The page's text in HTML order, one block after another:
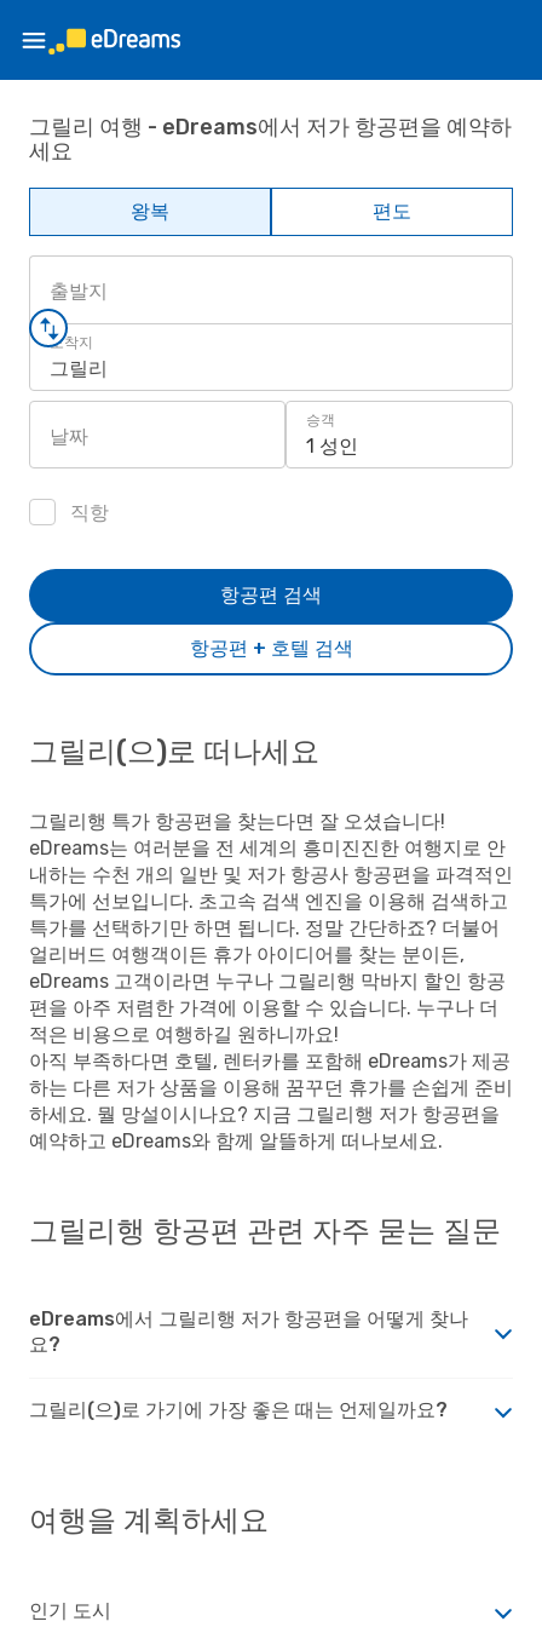
그릴리 여행 - eDreams에서 저가 항공편을 예약하
세요
왕복 편도
출발지
도착지
그릴리
날짜
승객
1 성인
직항
항공편 + 호텔 검색
항공편 검색
그릴리(으)로 떠나세요
그릴리행 특가 항공편을 찾는다면 잘 오셨습니다!
eDreams는 여러분을 전 세계의 흥미진진한 여행지로 안
내하는 수천 개의 일반 및 저가 항공사 항공편을 파격적인
특가에 선보입니다. 초고속 검색 엔진을 이용해 검색하고
특가를 선택하기만 하면 됩니다. 정말 간단하죠? 더불어
얼리버드 여행객이든 휴가 아이디어를 찾는 분이든,
eDreams 고객이라면 누구나 그릴리행 막바지 할인 항공
편을 아주 저렴한 가격에 이용할 수 있습니다. 누구나 더
적은 비용으로 여행하길 원하니까요!
아직 부족하다면 호텔, 렌터카를 포함해 eDreams가 제공
하는 다른 저가 상품을 이용해 꿈꾸던 휴가를 손쉽게 준비
하세요. 뭘 망설이시나요? 지금 그릴리행 저가 항공편을
예약하고 eDreams와 함께 알뜰하게 떠나보세요.
그릴리행 항공편 관련 자주 묻는 질문
eDreams에서 그릴리행 저가 항공편을 어떻게 찾나
요?
그릴리(으)로 가기에 가장 좋은 때는 언제일까요?
여행을 계획하세요
인기 도시